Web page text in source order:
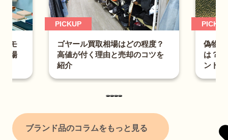
？モ
相場
PICKUP
ゴヤール買取相場はどの程度？
高値が付く理由と売却のコツを
紹介
PICKUP
偽物
は？
ント
ブランド品のコラムをもっと見る